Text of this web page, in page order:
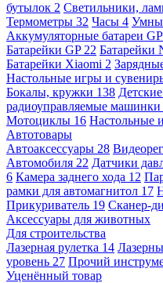
бутылок 2 Светильники,
Термометры 32 Часы 4
Аккумуляторные батареи GP
Батарейки GP 22 Батарейки
Батарейки Xiaomi 2
Настольные игры и
Бокалы, кружки 138
радиоуправляемые машинки
Мотоциклы 16 Настольные
Автотовары
Автоаксессуары 28
Автомобиля 22 Датчики
6 Камера заднего хода 12
рамки для автомагнитол 17
Прикуриватель 19 Сканер-
Аксессуары для животных
Для строительства
Лазерная рулетка 14
уровень 27 Прочий
Уценённый товар